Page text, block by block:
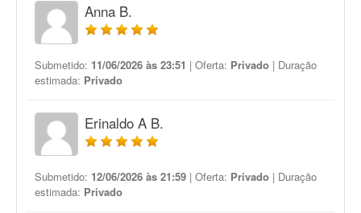
Anna B.
Submetido: 11/06/2026 às 23:51 | Oferta: Privado | Duração
estimada: Privado
Erinaldo A B.
Submetido: 12/06/2026 às 21:59 | Oferta: Privado | Duração
estimada: Privado